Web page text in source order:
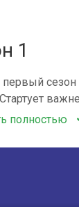
1
сезон
полностью